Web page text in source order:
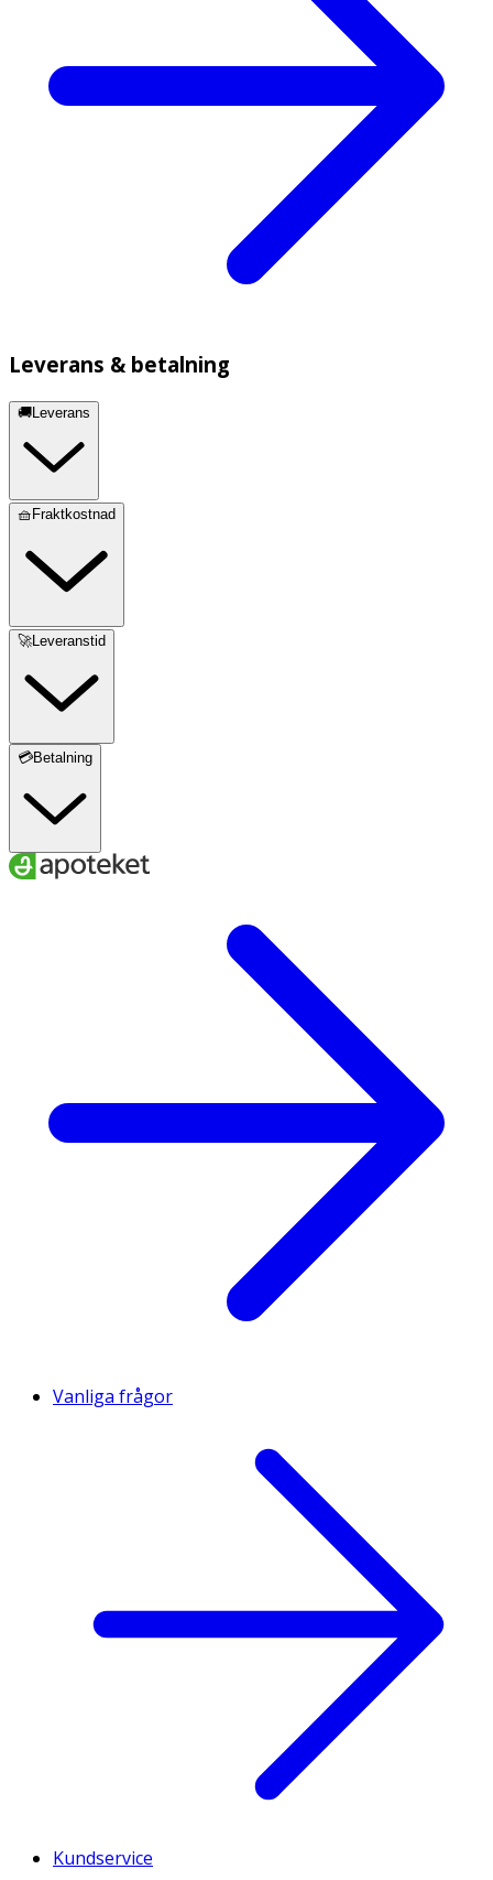
Leverans & betalning
🚚Leverans
🧺Fraktkostnad
🚀Leveranstid
💳Betalning
Vanliga frågor
Kundservice